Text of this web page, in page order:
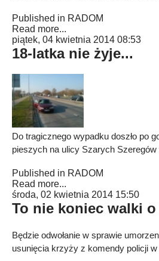
Published in RADOM
Read more...
piątek, 04 kwietnia 2014 08:53
18-latka nie żyje...
Do tragicznego wypadku doszło po
pieszych na ulicy Szarych Szeregów
Published in RADOM
Read more...
środa, 02 kwietnia 2014 15:50
To nie koniec walki o
Będzie odwołanie w sprawie
usunięcia krzyży z komendy policji w